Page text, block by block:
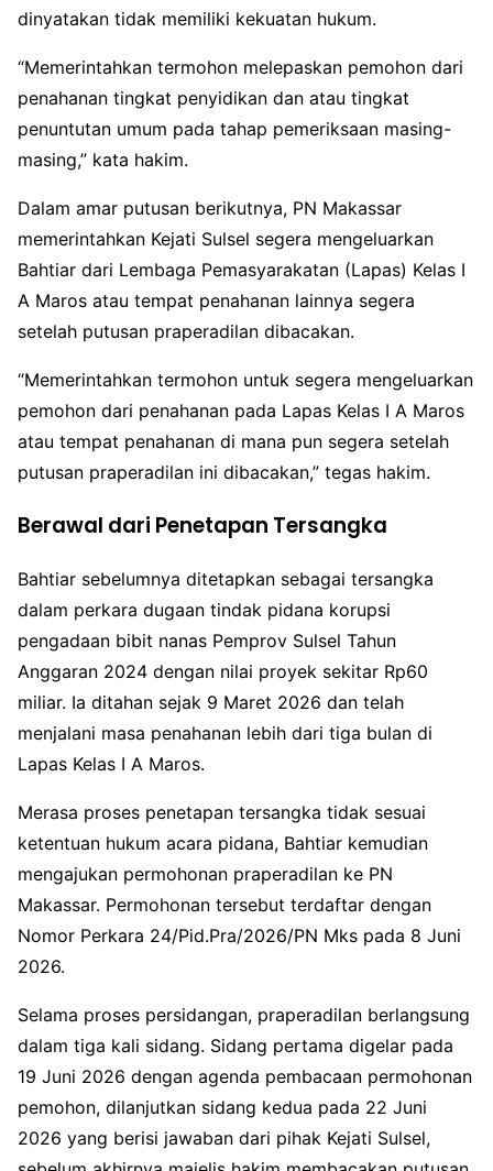
dinyatakan tidak memiliki kekuatan hukum.
“Memerintahkan termohon melepaskan pemohon dari
penahanan tingkat penyidikan dan atau tingkat
penuntutan umum pada tahap pemeriksaan masing-
masing,” kata hakim.
Dalam amar putusan berikutnya, PN Makassar
memerintahkan Kejati Sulsel segera mengeluarkan
Bahtiar dari Lembaga Pemasyarakatan (Lapas) Kelas I
A Maros atau tempat penahanan lainnya segera
setelah putusan praperadilan dibacakan.
“Memerintahkan termohon untuk segera mengeluarkan
pemohon dari penahanan pada Lapas Kelas I A Maros
atau tempat penahanan di mana pun segera setelah
putusan praperadilan ini dibacakan,” tegas hakim.
Berawal dari Penetapan Tersangka
Bahtiar sebelumnya ditetapkan sebagai tersangka
dalam perkara dugaan tindak pidana korupsi
pengadaan bibit nanas Pemprov Sulsel Tahun
Anggaran 2024 dengan nilai proyek sekitar Rp60
miliar. Ia ditahan sejak 9 Maret 2026 dan telah
menjalani masa penahanan lebih dari tiga bulan di
Lapas Kelas I A Maros.
Merasa proses penetapan tersangka tidak sesuai
ketentuan hukum acara pidana, Bahtiar kemudian
mengajukan permohonan praperadilan ke PN
Makassar. Permohonan tersebut terdaftar dengan
Nomor Perkara 24/Pid.Pra/2026/PN Mks pada 8 Juni
2026.
Selama proses persidangan, praperadilan berlangsung
dalam tiga kali sidang. Sidang pertama digelar pada
19 Juni 2026 dengan agenda pembacaan permohonan
pemohon, dilanjutkan sidang kedua pada 22 Juni
2026 yang berisi jawaban dari pihak Kejati Sulsel,